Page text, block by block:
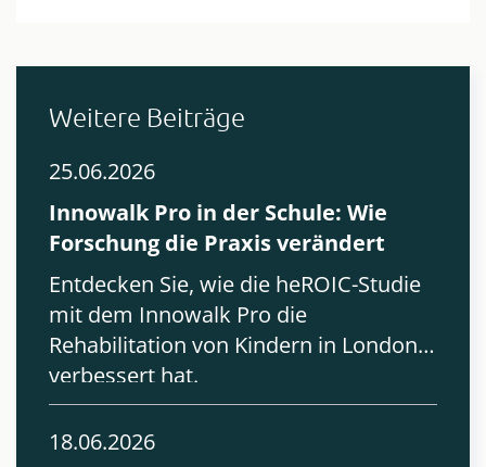
Weitere Beiträge
25.06.2026
Innowalk Pro in der Schule: Wie
Forschung die Praxis verändert
Entdecken Sie, wie die heROIC-Studie
mit dem Innowalk Pro die
Rehabilitation von Kindern in London
verbessert hat.
18.06.2026